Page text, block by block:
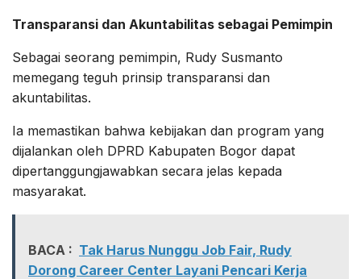
Transparansi dan Akuntabilitas sebagai Pemimpin
Sebagai seorang pemimpin, Rudy Susmanto
memegang teguh prinsip transparansi dan
akuntabilitas.
Ia memastikan bahwa kebijakan dan program yang
dijalankan oleh DPRD Kabupaten Bogor dapat
dipertanggungjawabkan secara jelas kepada
masyarakat.
BACA : Tak Harus Nunggu Job Fair, Rudy
Dorong Career Center Layani Pencari Kerja